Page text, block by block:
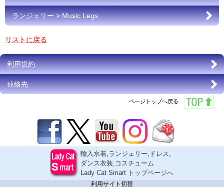
ランジェリー > Music Legs
リストに戻る
利用規約
連絡先
ページトップへ戻る
輸入水着,ランジェリー,ドレス,
ダンス衣装,コスチューム
Lady Cat Smart トップページへ
利用サイト切替